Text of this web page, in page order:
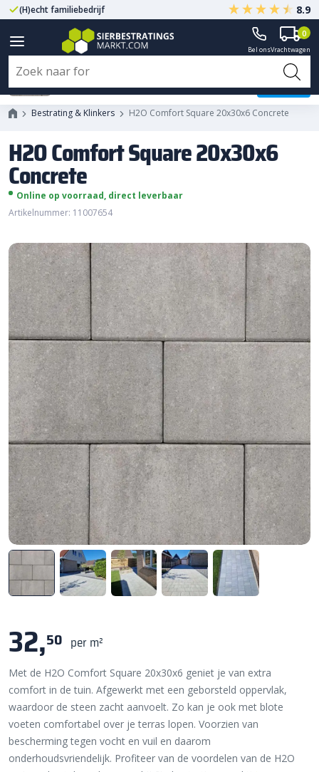
(H)echt familiebedrijf Gegarandeerd A-kwaliteit
8.9
Bel onsVrachtwagen
0
Bestrating & Klinkers H2O Comfort Square 20x30x6 Concrete
H2O Comfort Square 20x30x6
Concrete
Online op voorraad, direct leverbaar
Artikelnummer: 11007654
32,50 per m²
Met de H2O Comfort Square 20x30x6 geniet je van extra
comfort in de tuin. Afgewerkt met een geborsteld oppervlak,
waardoor de steen zacht aanvoelt. Zo kan je ook met blote
voeten comfortabel over je terras lopen. Voorzien van
bescherming tegen vocht en vuil en daarom
onderhoudsvriendelijk. Profiteer van de voordelen van de H2O
H2O Comfort Square 20x30x6
Concrete